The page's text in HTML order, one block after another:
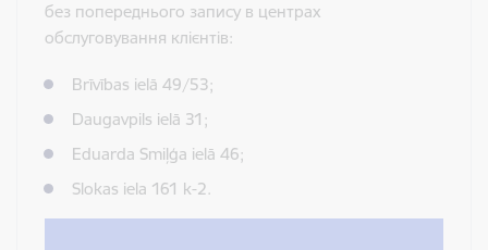
без попереднього запису в центрах
обслуговування клієнтів:
Brīvības ielā 49/53;
Daugavpils ielā 31;
Eduarda Smiļģa ielā 46;
Slokas iela 161 k-2.